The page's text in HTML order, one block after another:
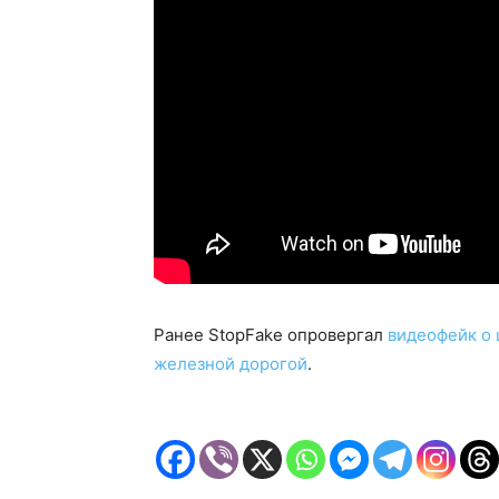
Ранее StopFake опровергал видеофейк о
железной дорогой.